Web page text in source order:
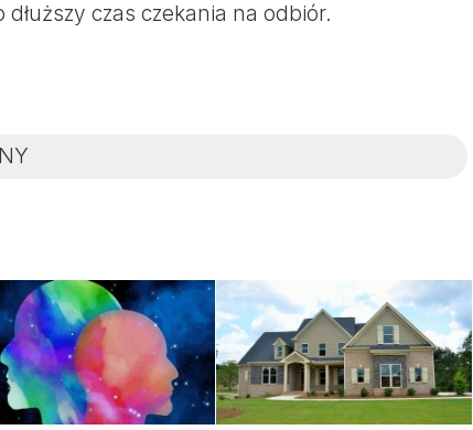
czas czekania na odbiór.